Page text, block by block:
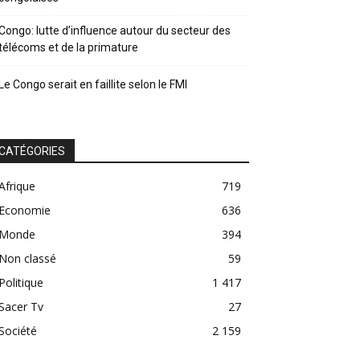
lutte d’influence autour du secteur des
et de la primature
Congo serait en faillite selon le FMI
719
636
394
classé
59
1 417
Tv
27
2 159